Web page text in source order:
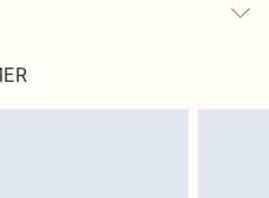
rembourser les masques tendance, les